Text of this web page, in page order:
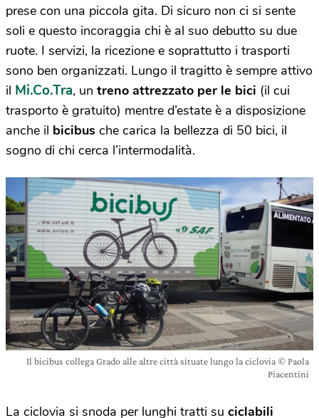
prese con una piccola gita. Di sicuro non ci si sente
soli e questo incoraggia chi è al suo debutto su due
ruote. I servizi, la ricezione e soprattutto i trasporti
sono ben organizzati. Lungo il tragitto è sempre attivo
il Mi.Co.Tra, un treno attrezzato per le bici (il cui
trasporto è gratuito) mentre d’estate è a disposizione
anche il bicibus che carica la bellezza di 50 bici, il
sogno di chi cerca l’intermodalità.
Il bicibus collega Grado alle altre città situate lungo la ciclovia © Paola
Piacentini
La ciclovia si snoda per lunghi tratti su ciclabili